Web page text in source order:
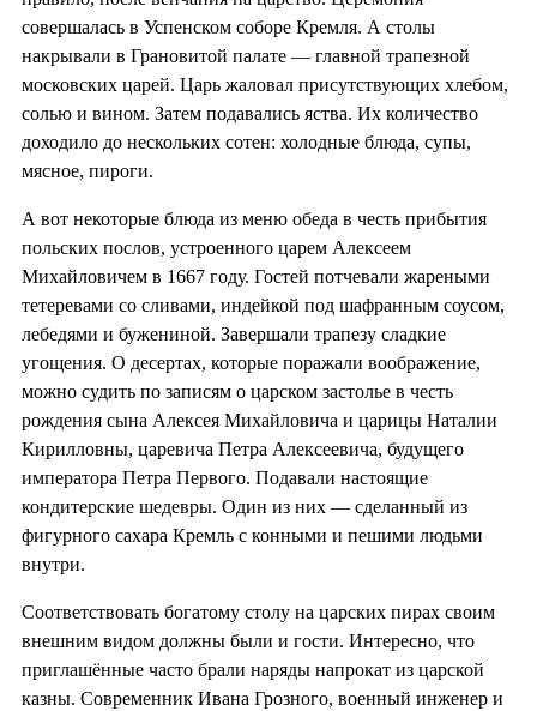
совершалась в Успенском соборе Кремля. А столы
накрывали в Грановитой палате — главной трапезной
московских царей. Царь жаловал присутствующих хлебом,
солью и вином. Затем подавались яства. Их количество
доходило до нескольких сотен: холодные блюда, супы,
мясное, пироги.
А вот некоторые блюда из меню обеда в честь прибытия
польских послов, устроенного царем Алексеем
Михайловичем в 1667 году. Гостей потчевали жареными
тетеревами со сливами, индейкой под шафранным соусом,
лебедями и бужениной. Завершали трапезу сладкие
угощения. О десертах, которые поражали воображение,
можно судить по записям о царском застолье в честь
рождения сына Алексея Михайловича и царицы Наталии
Кирилловны, царевича Петра Алексеевича, будущего
императора Петра Первого. Подавали настоящие
кондитерские шедевры. Один из них — сделанный из
фигурного сахара Кремль с конными и пешими людьми
внутри.
Соответствовать богатому столу на царских пирах своим
внешним видом должны были и гости. Интересно, что
приглашённые часто брали наряды напрокат из царской
казны. Современник Ивана Грозного, военный инженер и